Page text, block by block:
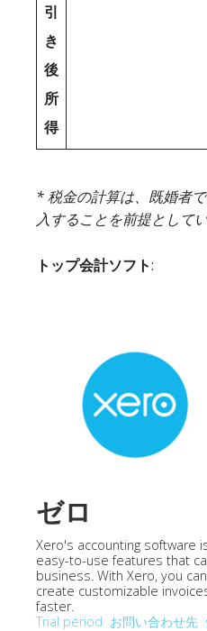
引
き
後
所
得
* 税金の計算は、既婚者
入することを前提としてい
トップ会計ソフト:
ゼロ
Xero's accounting software
easy-to-use features that
business. With Xero, you
create customizable
faster.
Trial period お問い合わせ先